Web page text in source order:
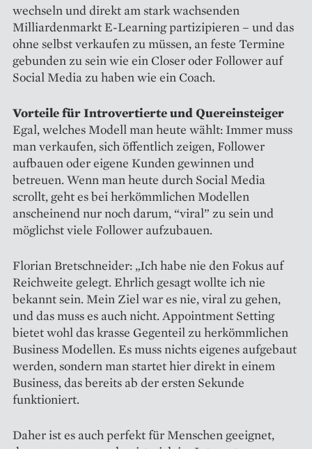
wechseln und direkt am stark wachsenden
Milliardenmarkt E-Learning partizipieren – und das
ohne selbst verkaufen zu müssen, an feste Termine
gebunden zu sein wie ein Closer oder Follower auf
Social Media zu haben wie ein Coach.
Vorteile für Introvertierte und Quereinsteiger
Egal, welches Modell man heute wählt: Immer muss
man verkaufen, sich öffentlich zeigen, Follower
aufbauen oder eigene Kunden gewinnen und
betreuen. Wenn man heute durch Social Media
scrollt, geht es bei herkömmlichen Modellen
anscheinend nur noch darum, “viral” zu sein und
möglichst viele Follower aufzubauen.
Florian Bretschneider: „Ich habe nie den Fokus auf
Reichweite gelegt. Ehrlich gesagt wollte ich nie
bekannt sein. Mein Ziel war es nie, viral zu gehen,
und das muss es auch nicht. Appointment Setting
bietet wohl das krasse Gegenteil zu herkömmlichen
Business Modellen. Es muss nichts eigenes aufgebaut
werden, sondern man startet hier direkt in einem
Business, das bereits ab der ersten Sekunde
funktioniert.
Daher ist es auch perfekt für Menschen geeignet,